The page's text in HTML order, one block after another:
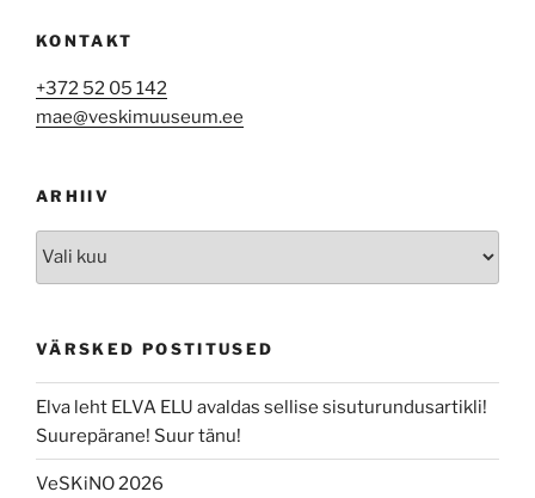
KONTAKT
+372 52 05 142
mae@veskimuuseum.ee
ARHIIV
VÄRSKED POSTITUSED
Elva leht ELVA ELU avaldas sellise sisuturundusartikli!
Suurepärane! Suur tänu!
VeSKiNO 2026